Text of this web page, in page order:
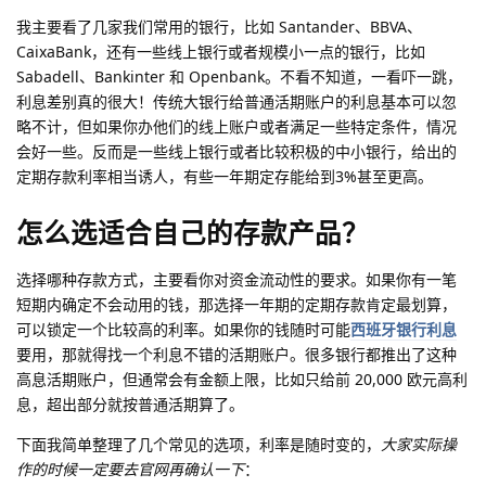
我主要看了几家我们常用的银行，比如 Santander、BBVA、
CaixaBank，还有一些线上银行或者规模小一点的银行，比如
Sabadell、Bankinter 和 Openbank。不看不知道，一看吓一跳，
利息差别真的很大！传统大银行给普通活期账户的利息基本可以忽
略不计，但如果你办他们的线上账户或者满足一些特定条件，情况
会好一些。反而是一些线上银行或者比较积极的中小银行，给出的
定期存款利率相当诱人，有些一年期定存能给到3%甚至更高。
怎么选适合自己的存款产品？
选择哪种存款方式，主要看你对资金流动性的要求。如果你有一笔
短期内确定不会动用的钱，那选择一年期的定期存款肯定最划算，
可以锁定一个比较高的利率。如果你的钱随时可能西班牙银行利息
要用，那就得找一个利息不错的活期账户。很多银行都推出了这种
高息活期账户，但通常会有金额上限，比如只给前 20,000 欧元高利
息，超出部分就按普通活期算了。
下面我简单整理了几个常见的选项，利率是随时变的， 大家实际操
作的时候一定要去官网再确认一下：